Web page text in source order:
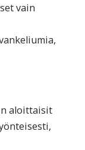
vain
aloittaisit